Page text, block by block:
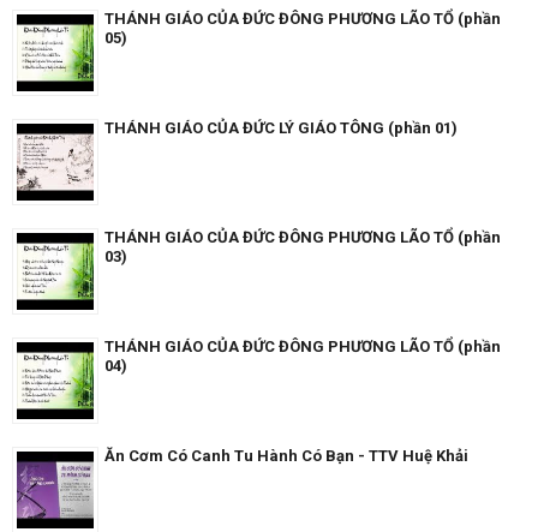
THÁNH GIÁO CỦA ĐỨC ĐÔNG PHƯƠNG LÃO TỔ (phần
05)
THÁNH GIÁO CỦA ĐỨC LÝ GIÁO TÔNG (phần 01)
THÁNH GIÁO CỦA ĐỨC ĐÔNG PHƯƠNG LÃO TỔ (phần
03)
THÁNH GIÁO CỦA ĐỨC ĐÔNG PHƯƠNG LÃO TỔ (phần
04)
Ăn Cơm Có Canh Tu Hành Có Bạn - TTV Huệ Khải